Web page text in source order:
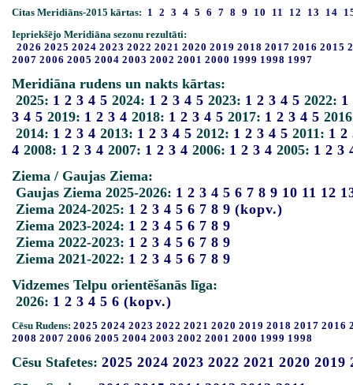
Citas Meridiāns-2015 kārtas: 1 2 3 4 5 6 7 8 9 10 11 12 13 14
Iepriekšējo Meridiāna sezonu rezultāti:
2026 2025 2024 2023 2022 2021 2020 2019 2018 2017 2016 2015
2007 2006 2005 2004 2003 2002 2001 2000 1999 1998 1997
Meridiāna rudens un nakts kārtas:
2025: 1 2 3 4 5 2024: 1 2 3 4 5 2023: 1 2 3 4 5 2022: 1
3 4 5 2019: 1 2 3 4 2018: 1 2 3 4 5 2017: 1 2 3 4 5
2014: 1 2 3 4 2013: 1 2 3 4 5 2012: 1 2 3 4 5 2011: 1 2
4 2008: 1 2 3 4 2007: 1 2 3 4 2006: 1 2 3 4 2005: 1 2 3
Ziema / Gaujas Ziema:
Gaujas Ziema 2025-2026: 1 2 3 4 5 6 7 8 9 10 11 12
Ziema 2024-2025: 1 2 3 4 5 6 7 8 9 (kopv.)
Ziema 2023-2024: 1 2 3 4 5 6 7 8 9
Ziema 2022-2023: 1 2 3 4 5 6 7 8 9
Ziema 2021-2022: 1 2 3 4 5 6 7 8 9
Vidzemes Telpu orientēšanās līga:
2026: 1 2 3 4 5 6 (kopv.)
Cēsu Rudens: 2025 2024 2023 2022 2021 2020 2019 2018 2017 2016
2008 2007 2006 2005 2004 2003 2002 2001 2000 1999 1998
Cēsu Stafetes: 2025 2024 2023 2022 2021 2020 2019